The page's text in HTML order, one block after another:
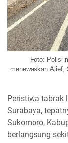
Foto: Polisi
menewaskan Alief,
Peristiwa tabrak
Surabaya,
Sukomoro,
berlangsung